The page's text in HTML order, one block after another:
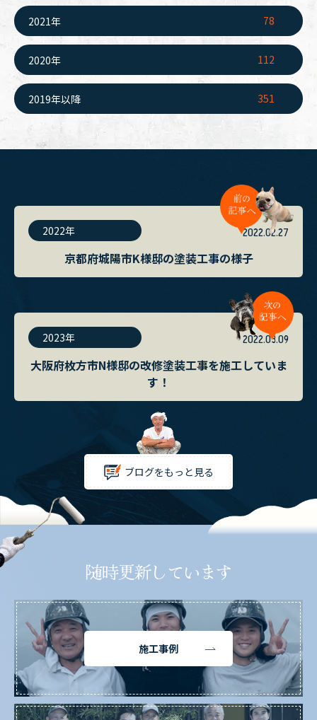
2021年 78
2020年 112
2019年以降 351
2022年 2022.02.27
京都府城陽市K様邸の塗装工事の様子
2023年 2022.03.09
大阪府枚方市N様邸の改修塗装工事を施工していま
す！
ブログをもっと見る
随時更新しています
施工事例